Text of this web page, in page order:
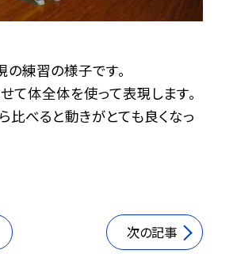
練習の様子です。
て体全体を使って表現します。
比べると動きがとても良くなっ
次の記事